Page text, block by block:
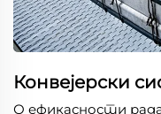
Конвејерски
О ефикасности рада